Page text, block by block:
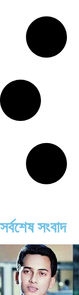
সর্বশেষ সংবাদ